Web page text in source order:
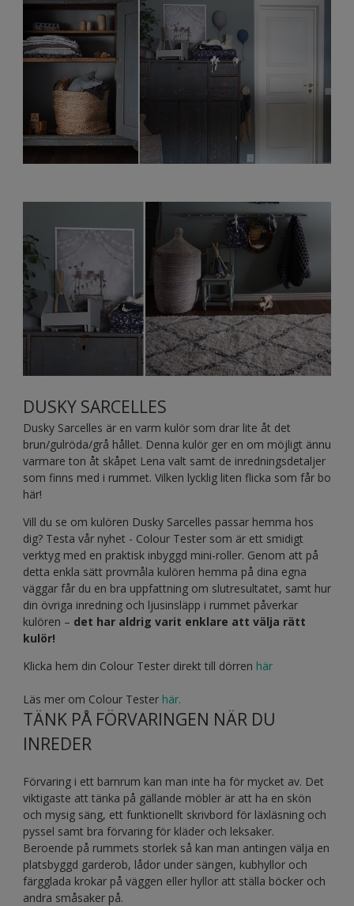
DUSKY SARCELLES
Dusky Sarcelles är en varm kulör som drar lite åt det
brun/gulröda/grå hållet. Denna kulör ger en om möjligt ännu
varmare ton åt skåpet Lena valt samt de inredningsdetaljer
som finns med i rummet. Vilken lycklig liten flicka som får bo
här!
Vill du se om kulören Dusky Sarcelles passar hemma hos
dig? Testa vår nyhet - Colour Tester som är ett smidigt
verktyg med en praktisk inbyggd mini-roller. Genom att på
detta enkla sätt provmåla kulören hemma på dina egna
väggar får du en bra uppfattning om slutresultatet, samt hur
din övriga inredning och ljusinsläpp i rummet påverkar
kulören – det har aldrig varit enklare att välja rätt
kulör!
Klicka hem din Colour Tester direkt till dörren här
Läs mer om Colour Tester här.
TÄNK PÅ FÖRVARINGEN NÄR DU
INREDER
Förvaring i ett barnrum kan man inte ha för mycket av. Det
viktigaste att tänka på gällande möbler är att ha en skön
och mysig säng, ett funktionellt skrivbord för läxläsning och
pyssel samt bra förvaring för kläder och leksaker.
Beroende på rummets storlek så kan man antingen välja en
platsbyggd garderob, lådor under sängen, kubhyllor och
färgglada krokar på väggen eller hyllor att ställa böcker och
andra småsaker på.